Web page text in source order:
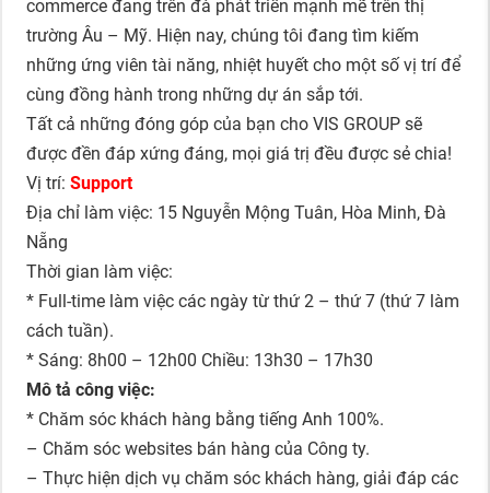
commerce đang trên đà phát triển mạnh mẽ trên thị
trường Âu – Mỹ. Hiện nay, chúng tôi đang tìm kiếm
những ứng viên tài năng, nhiệt huyết cho một số vị trí để
cùng đồng hành trong những dự án sắp tới.
Tất cả những đóng góp của bạn cho VIS GROUP sẽ
được đền đáp xứng đáng, mọi giá trị đều được sẻ chia!
Vị trí: Support
Địa chỉ làm việc: 15 Nguyễn Mộng Tuân, Hòa Minh, Đà
Nẵng
Thời gian làm việc:
* Full-time làm việc các ngày từ thứ 2 – thứ 7 (thứ 7 làm
cách tuần).
* Sáng: 8h00 – 12h00 Chiều: 13h30 – 17h30
Mô tả công việc:
* Chăm sóc khách hàng bằng tiếng Anh 100%.
– Chăm sóc websites bán hàng của Công ty.
– Thực hiện dịch vụ chăm sóc khách hàng, giải đáp các